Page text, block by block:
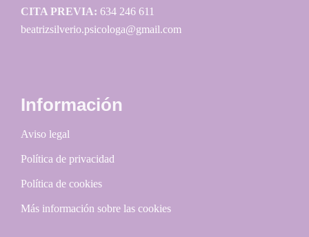
CITA PREVIA: 634 246 611
beatrizsilverio.psicologa@gmail.com
Información
Aviso legal
Política de privacidad
Política de cookies
Más información sobre las cookies